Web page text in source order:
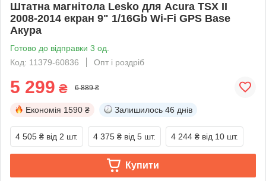
Штатна магнітола Lesko для Acura TSX II
2008-2014 екран 9" 1/16Gb Wi-Fi GPS Base
Акура
Готово до відправки 3 од.
Код: 11379-60836
Опт і роздріб
5 299 ₴ 6 889 ₴
Економія 1590 ₴ Залишилось 46 днів
4 505 ₴ від 2 шт. 4 375 ₴ від 5 шт. 4 244 ₴ від 10 шт.
Купити